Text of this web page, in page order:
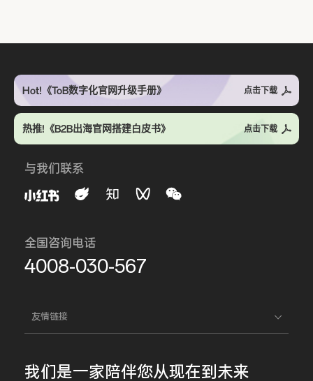
Hot!《ToB数字化官网升级手册》 点击下载
热推!《B2B出海官网搭建白皮书》 点击下载
与我们联系
全国咨询电话
4008-030-567
友情链接
我们是一家陪伴您从现在到未来